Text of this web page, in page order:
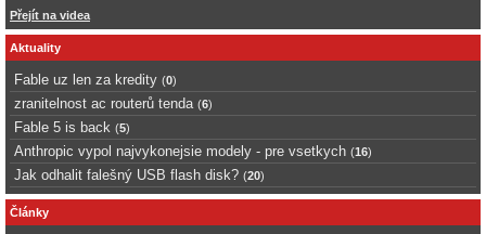
Přejít na videa
Aktuality
Fable uz len za kredity (0)
zranitelnost ac routerů tenda (6)
Fable 5 is back (5)
Anthropic vypol najvykonejsie modely - pre vsetkych (16)
Jak odhalit falešný USB flash disk? (20)
Články